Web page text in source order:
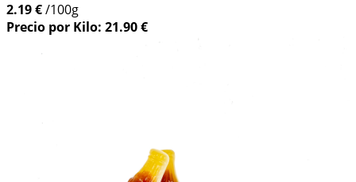
2.19 €/100g
Precio por Kilo: 21.90 €